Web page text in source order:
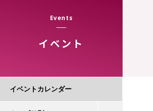
Events
イベント
イベントカレンダー